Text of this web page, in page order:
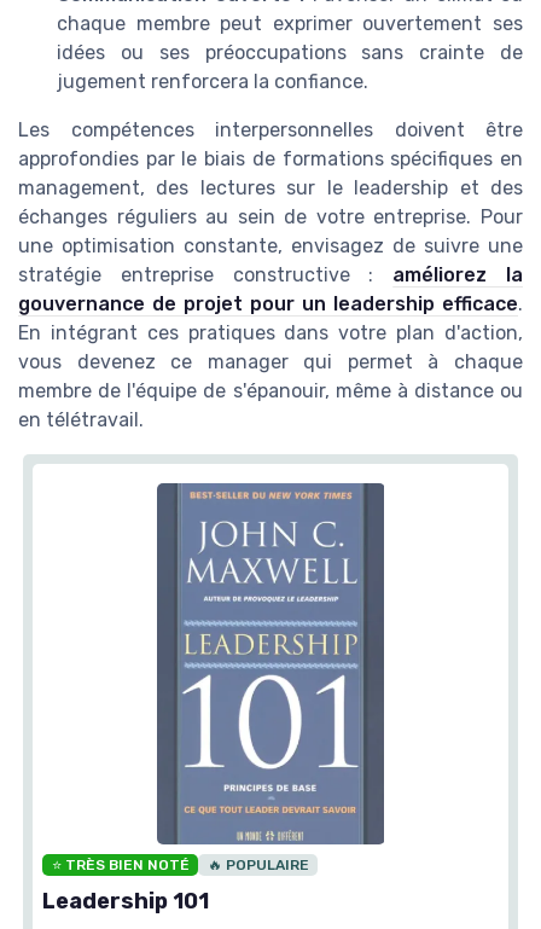
chaque membre peut exprimer ouvertement ses
idées ou ses préoccupations sans crainte de
jugement renforcera la confiance.
Les compétences interpersonnelles doivent être
approfondies par le biais de formations spécifiques en
management, des lectures sur le leadership et des
échanges réguliers au sein de votre entreprise. Pour
une optimisation constante, envisagez de suivre une
stratégie entreprise constructive : améliorez la
gouvernance de projet pour un leadership efficace.
En intégrant ces pratiques dans votre plan d'action,
vous devenez ce manager qui permet à chaque
membre de l'équipe de s'épanouir, même à distance ou
en télétravail.
⭐ TRÈS BIEN NOTÉ 🔥 POPULAIRE
Leadership 101